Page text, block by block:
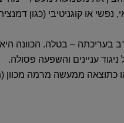
או קוגניטיבי (כגון
בעריכתה – בטלה. הכוונה
עניינים והשפעה פסולה.
כתוצאה ממעשה מרמה